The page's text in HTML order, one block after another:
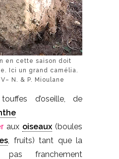
en cette saison doit
Ici un grand camélia.
N. & P. Mioulane
d’oseille, de
aux oiseaux(boules
, fruits) tant que la
pas franchement